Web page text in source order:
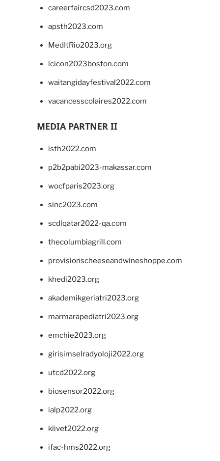
careerfaircsd2023.com
apsth2023.com
MedItRio2023.org
lcicon2023boston.com
waitangidayfestival2022.com
vacancesscolaires2022.com
MEDIA PARTNER II
isth2022.com
p2b2pabi2023-makassar.com
wocfparis2023.org
sinc2023.com
scdlqatar2022-qa.com
thecolumbiagrill.com
provisionscheeseandwineshoppe.com
khedi2023.org
akademikgeriatri2023.org
marmarapediatri2023.org
emchie2023.org
girisimselradyoloji2022.org
utcd2022.org
biosensor2022.org
ialp2022.org
klivet2022.org
ifac-hms2022.org